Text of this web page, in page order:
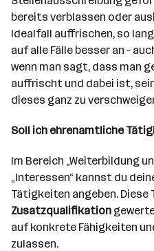
bereits verblassen oder
Idealfall auffrischen, so
auf alle Fälle besser an –
wenn man sagt, dass man
auffrischt und dabei ist,
dieses ganz zu
Soll ich ehrenamtliche
Im Bereich „Weiterbildung
„Interessen“ kannst du
Tätigkeiten angeben.
Zusatzqualifikation
auf konkrete Fähigkeiten
zulassen.